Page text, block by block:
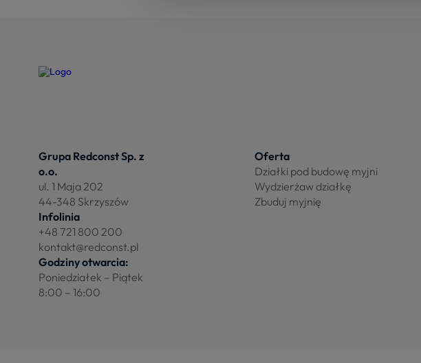
Grupa Redconst Sp. z
o.o.
ul. 1 Maja 202
44-348 Skrzyszów
Infolinia
+48 721 800 200
kontakt@redconst.pl
Godziny otwarcia:
Poniedziałek – Piątek
8:00 – 16:00
Oferta
Działki pod budowę myjni
Wydzierżaw działkę
Zbuduj myjnię